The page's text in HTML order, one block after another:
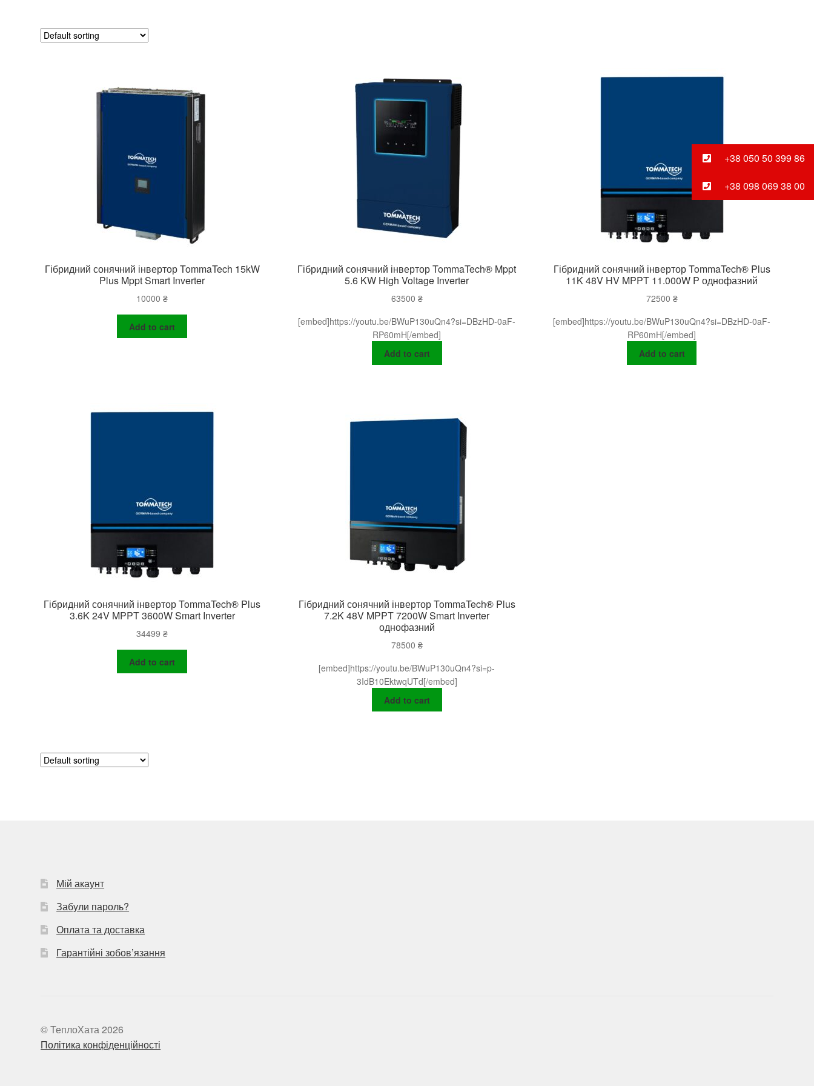
Гібридний сонячний інвертор TommaTech 15kW
Plus Mppt Smart Inverter
10000₴
Add to cart
Гібридний сонячний інвертор TommaTech® Mppt
5.6 KW High Voltage Inverter
63500 ₴
[embed]https://youtu.be/BWuP130uQn4?si=DBzHD-0aF-
RP60mH[/embed]
Add to cart
Гібридний сонячний інвертор TommaTech® Plus
11K 48V HV MPPT 11.000W P однофазний
72500 ₴
[embed]https://youtu.be/BWuP130uQn4?si=DBzHD-0aF-
RP60mH[/embed]
Add to cart
Гібридний сонячний інвертор TommaTech® Plus
3.6K 24V MPPT 3600W Smart Inverter
34499₴
Add to cart
Гібридний сонячний інвертор TommaTech® Plus
7.2K 48V MPPT 7200W Smart Inverter
однофазний
78500 ₴
[embed]https://youtu.be/BWuP130uQn4?si=p-
3IdB10EktwqUTd[/embed]
Add to cart
Мій акаунт
Забули пароль?
Оплата та доставка
Гарантійні зобов’язання
© ТеплоХата 2026
Політика конфіденційності
+38 050 50 399 86
+38 098 069 38 00